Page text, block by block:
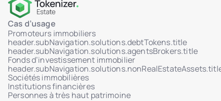
Cas d’usage
Promoteurs immobiliers
header.subNavigation.solutions.debtTokens.title
header.subNavigation.solutions.agentsBrokers.title
Fonds d’investissement immobilier
Sociétés immobilières
Institutions financières
Personnes à très haut patrimoine